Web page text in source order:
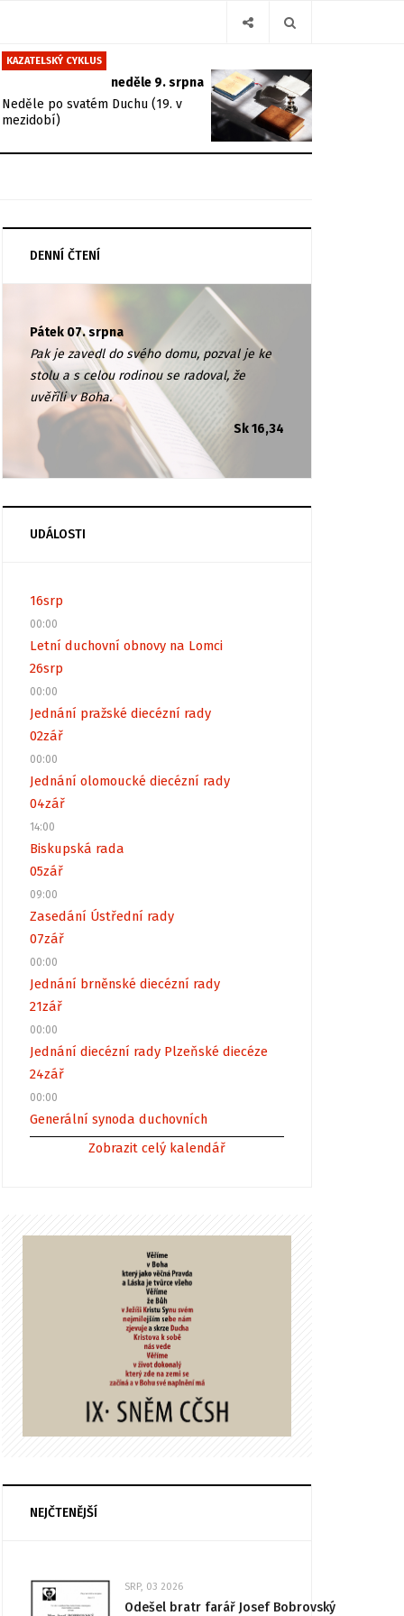
KAZATELSKÝ CYKLUS
neděle 9. srpna
Neděle po svatém Duchu (19. v
mezidobí)
DENNÍ ČTENÍ
Pátek 07. srpna
Pak je zavedl do svého domu, pozval je ke
stolu a s celou rodinou se radoval, že
uvěřili v Boha.
Sk 16,34
UDÁLOSTI
16srp
00:00
Letní duchovní obnovy na Lomci
26srp
00:00
Jednání pražské diecézní rady
02zář
00:00
Jednání olomoucké diecézní rady
04zář
14:00
Biskupská rada
05zář
09:00
Zasedání Ústřední rady
07zář
00:00
Jednání brněnské diecézní rady
21zář
00:00
Jednání diecézní rady Plzeňské diecéze
24zář
00:00
Generální synoda duchovních
Zobrazit celý kalendář
NEJČTENĚJŠÍ
SRP, 03 2026
Odešel bratr farář Josef Bobrovský